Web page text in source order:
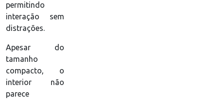
permitindo
interação sem
distrações.
Apesar do
tamanho
compacto, o
interior não
parece